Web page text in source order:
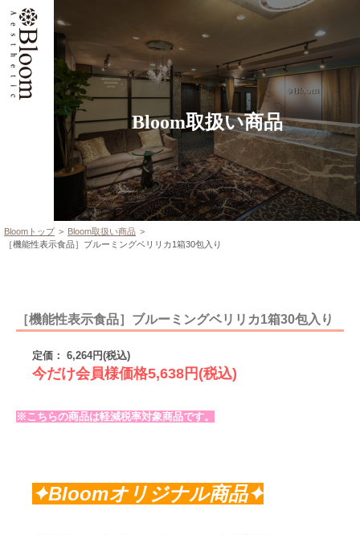
Bloom取扱い商品
Bloomトップ
Bloom取扱い商品
［機能性表示食品］ブルーミングベリリカ1箱30包入り
［機能性表示食品］ブルーミングベリリカ1箱30包入り
定価： 6,264円(税込)
今だけ会員様価格5,638円(税込)
※こちらの商品は軽減税率対象商品です。
✦Bloomオリジナル商品✦